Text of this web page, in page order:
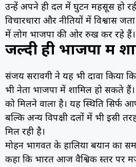
उन्हें अपने ही दल में घुटन महसूस हो
विचारधारा और नीतियों में विश्वास
में लोग भाजपा की ओर रुख कर रहे हैं।
जल्दी ही भाजपा में
संजय सरावगी ने यह भी दावा
भी नेता भाजपा में शामिल हो सकते
को मिलने वाला है। यह स्थिति सिर्फ
बल्कि अन्य विपक्षी दलों में भी इसी
मिल रही है।
मोहन भागवत के हालिया बयान का
कहा कि भारत आज वैश्विक स्तर पर